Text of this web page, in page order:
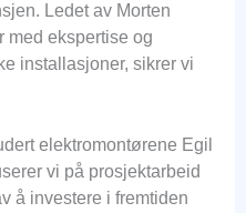
Ledet av Morten
med ekspertise og
installasjoner, sikrer vi
elektromontørene Egil
vi på prosjektarbeid
å investere i fremtiden